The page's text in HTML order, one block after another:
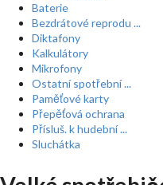
Baterie
Bezdrátové reprodu ...
Diktafony
Kalkulátory
Mikrofony
Ostatní spotřební ...
Paměťové karty
Přepěťová ochrana
Přísluš. k hudební ...
Sluchátka